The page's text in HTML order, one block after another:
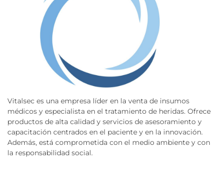
Vitalsec es una empresa líder en la venta de insumos
médicos y especialista en el tratamiento de heridas. Ofrece
productos de alta calidad y servicios de asesoramiento y
capacitación centrados en el paciente y en la innovación.
Además, está comprometida con el medio ambiente y con
la responsabilidad social.